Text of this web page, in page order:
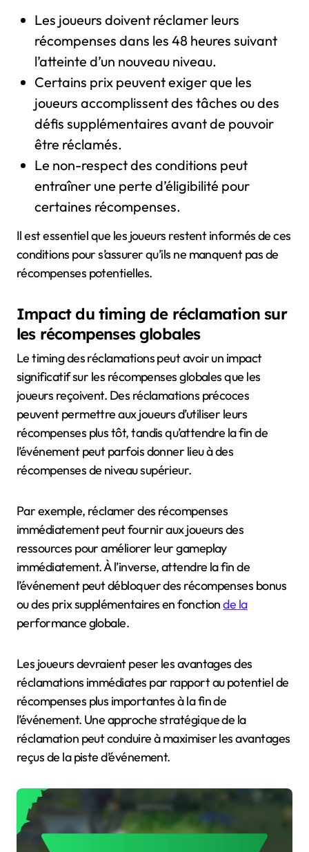
Les joueurs doivent réclamer leurs
récompenses dans les 48 heures suivant
l’atteinte d’un nouveau niveau.
Certains prix peuvent exiger que les
joueurs accomplissent des tâches ou des
défis supplémentaires avant de pouvoir
être réclamés.
Le non-respect des conditions peut
entraîner une perte d’éligibilité pour
certaines récompenses.
Il est essentiel que les joueurs restent informés de ces
conditions pour s’assurer qu’ils ne manquent pas de
récompenses potentielles.
Impact du timing de réclamation sur
les récompenses globales
Le timing des réclamations peut avoir un impact
significatif sur les récompenses globales que les
joueurs reçoivent. Des réclamations précoces
peuvent permettre aux joueurs d’utiliser leurs
récompenses plus tôt, tandis qu’attendre la fin de
l’événement peut parfois donner lieu à des
récompenses de niveau supérieur.
Par exemple, réclamer des récompenses
immédiatement peut fournir aux joueurs des
ressources pour améliorer leur gameplay
immédiatement. À l’inverse, attendre la fin de
l’événement peut débloquer des récompenses bonus
ou des prix supplémentaires en fonctionde la
performance globale.
Les joueurs devraient peser les avantages des
réclamations immédiates par rapport au potentiel de
récompenses plus importantes à la fin de
l’événement. Une approche stratégique de la
réclamation peut conduire à maximiser les avantages
reçus de la piste d’événement.